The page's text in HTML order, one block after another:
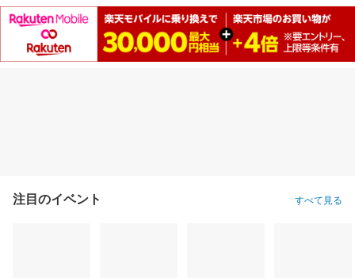
注目のイベント すべて見る